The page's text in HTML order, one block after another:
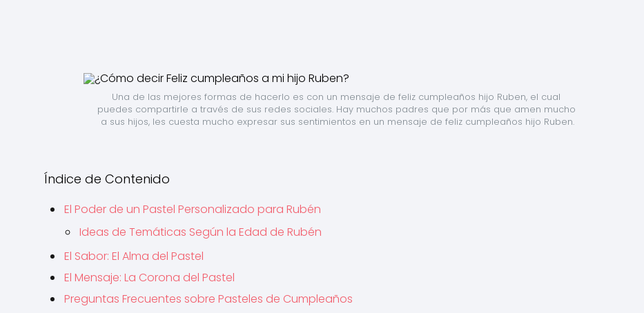
Una de las mejores formas de hacerlo es con un mensaje de feliz cumpleaños hijo Ruben, el cual
puedes compartirle a través de sus redes sociales. Hay muchos padres que por más que amen mucho
a sus hijos, les cuesta mucho expresar sus sentimientos en un mensaje de feliz cumpleaños hijo Ruben.
Índice de Contenido
El Poder de un Pastel Personalizado para Rubén
Ideas de Temáticas Según la Edad de Rubén
El Sabor: El Alma del Pastel
El Mensaje: La Corona del Pastel
Preguntas Frecuentes sobre Pasteles de Cumpleaños